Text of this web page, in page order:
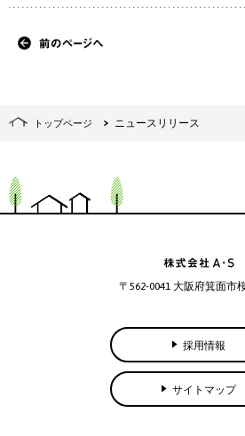
トップページ ニュースリリース
〒562-0041 大阪府箕面市
採用情報
サイトマップ